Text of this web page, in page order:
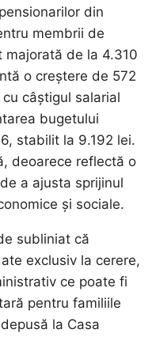
din
membrii de
de la 4.310
o creștere de 572
câștigul salarial
bugetului
stabilit la 9.192 lei.
deoarece reflectă o
a ajusta sprijinul
și sociale.
subliniat că
exclusiv la cerere,
ce poate fi
pentru familiile
la Casa